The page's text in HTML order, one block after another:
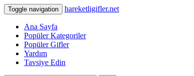
Toggle navigation hareketligifler.net
Ana Sayfa
Popüler Kategoriler
Popüler Gifler
Yardım
Tavsiye Edin